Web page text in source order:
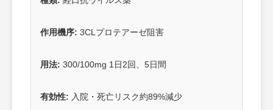
作用機序: 3CLプロテアーゼ阻害
用法: 300/100mg 1日2回、5日間
有効性: 入院・死亡リスク約89%減少